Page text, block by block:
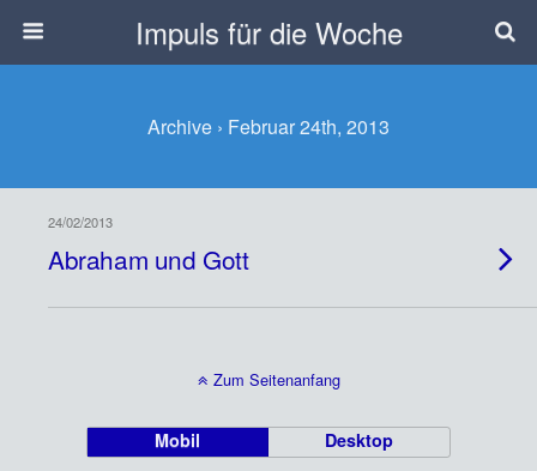
Impuls für die Woche
Archive › Februar 24th, 2013
24/02/2013
Abraham und Gott
Zum Seitenanfang
Mobil Desktop